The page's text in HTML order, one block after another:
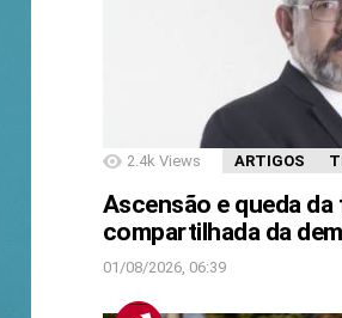
2.4k Views ARTIGOS
Ascensão e queda
compartilhada da
01/08/2026, 06:39